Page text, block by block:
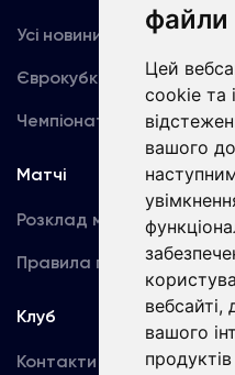
файли
Цей
cookie та
вашого
вебсайті,
вашого
Усі новини
Єврокубки
Чемпіонат України
Матчі
Розклад матчів
Правила поведінки
Клуб
Контакти